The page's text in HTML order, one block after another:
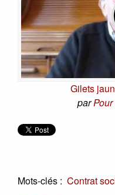
Gilets
par
Mots-clés : Contrat